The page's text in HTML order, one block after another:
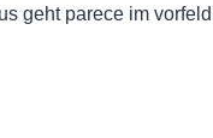
geht parece im